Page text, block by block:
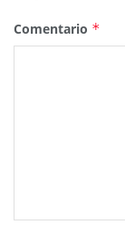
Comentario *